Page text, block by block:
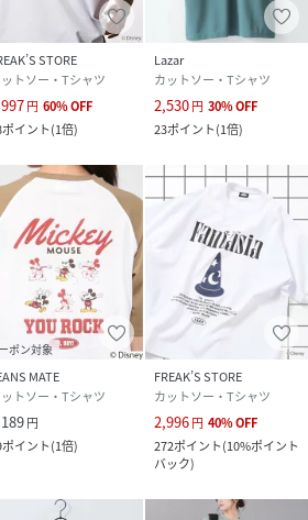
STORE
トソー・Tシャツ
円 60%OFF
ポイント(1倍)
Lazar
カットソー・Tシャツ
2,530円 30%OFF
23ポイント(1倍)
ポン対象
MATE
トソー・Tシャツ
円
ポイント(1倍)
FREAK’S STORE
カットソー・Tシャツ
2,996円 40%OFF
272ポイント(10%ポイント
バック)